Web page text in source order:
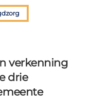
verkenning
drie